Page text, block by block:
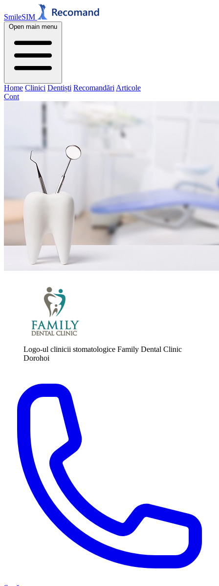
SmileSIM
Open main menu
Home Clinici Dentiști Recomandări Articole
Cont
Logo-ul clinicii stomatologice Family Dental Clinic
Dorohoi